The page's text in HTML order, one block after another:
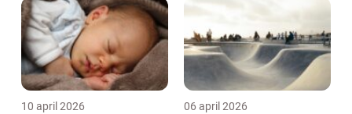
10 april 2026 06 april 2026